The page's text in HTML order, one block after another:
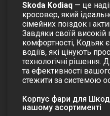
Skoda Kodiaq — це
кросовер, який
сімейних поїздок і
Завдяки своїй високій
комфортності, Кодьяк
водіїв, які цінують
технологічні рішення.
та ефективності
стежити за системою
Корпус фари для
нашому асортименті